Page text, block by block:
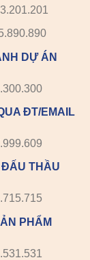
DỰ ÁN
ĐT/EMAIL
THẦU
PHẨM